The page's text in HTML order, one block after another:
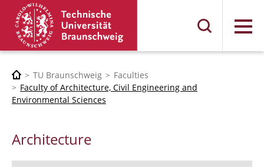
Menu
TU Braunschweig
Faculties
Faculty of Architecture, Civil Engineering and
Environmental Sciences
Architecture